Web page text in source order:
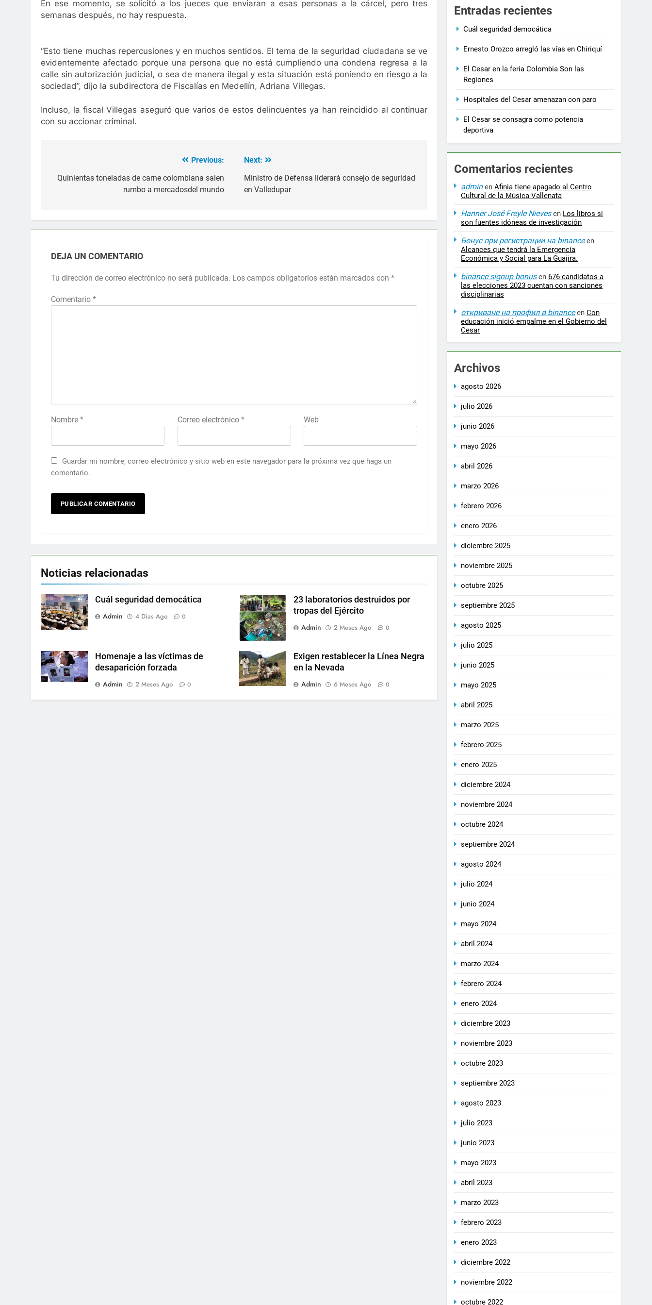
Leandro Díaz: 80 capítulos de amor Gustavo Petro anuncia la salida de los ministros de Educación, Deporte y Cultura
En ese momento, se solicitó a los jueces que enviaran a esas personas a la cárcel, pero tres
semanas después, no hay respuesta.
“Esto tiene muchas repercusiones y en muchos sentidos. El tema de la seguridad ciudadana se ve
evidentemente afectado porque una persona que no está cumpliendo una condena regresa a la
calle sin autorización judicial, o sea de manera ilegal y esta situación está poniendo en riesgo a la
sociedad”, dijo la subdirectora de Fiscalías en Medellín, Adriana Villegas.
Incluso, la fiscal Villegas aseguró que varios de estos delincuentes ya han reincidido al continuar
con su accionar criminal.
de
Previous:
Quinientas toneladas de carne colombiana salen
rumbo a mercadosdel mundo
Next:
Ministro de Defensa liderará consejo de seguridad
en Valledupar
DEJA UN COMENTARIO
Tu dirección de correo electrónico no será publicada. Los campos obligatorios están marcados con *
Comentario *
Nombre * Correo electrónico * Web
Guardar mi nombre, correo electrónico y sitio web en este navegador para la próxima vez que haga un
comentario.
Noticias relacionadas
Cuál seguridad democática
Admin
4 Días Ago 0
23 laboratorios destruidos por
tropas del Ejército
Admin
2 Meses Ago 0
Homenaje a las víctimas de
desaparición forzada
Admin
2 Meses Ago 0
Exigen restablecer la Línea Negra
en la Nevada
Admin
6 Meses Ago 0
Entradas recientes
Cuál seguridad democática
Ernesto Orozco arregló las vías en Chiriquí
El Cesar en la feria Colombia Son las
Regiones
Hospitales del Cesar amenazan con paro
El Cesar se consagra como potencia
deportiva
Comentarios recientes
adminenAfinia tiene apagado al Centro
Cultural de la Música Vallenata
Hanner José Freyle Nievesen Los libros si
son fuentes idóneas de investigación
Бонус при регистрации на binanceen
Alcances que tendrá la Emergencia
Económica y Social para La Guajira.
binance signup bonusen 676 candidatos a
las elecciones 2023 cuentan con sanciones
disciplinarias
откриване на профил в binanceenCon
educación inició empalme en el Gobierno del
Cesar
Archivos
agosto 2026
julio 2026
junio 2026
mayo 2026
abril 2026
marzo 2026
febrero 2026
enero 2026
diciembre 2025
noviembre 2025
octubre 2025
septiembre 2025
agosto 2025
julio 2025
junio 2025
mayo 2025
abril 2025
marzo 2025
febrero 2025
enero 2025
diciembre 2024
noviembre 2024
octubre 2024
septiembre 2024
agosto 2024
julio 2024
junio 2024
mayo 2024
abril 2024
marzo 2024
febrero 2024
enero 2024
diciembre 2023
noviembre 2023
octubre 2023
septiembre 2023
agosto 2023
julio 2023
junio 2023
mayo 2023
abril 2023
marzo 2023
febrero 2023
enero 2023
diciembre 2022
noviembre 2022
octubre 2022